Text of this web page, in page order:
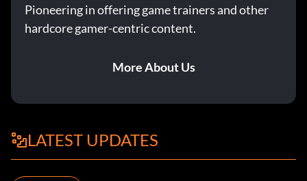
Pioneering in offering game trainers and other
hardcore gamer-centric content.
More About Us
LATEST UPDATES